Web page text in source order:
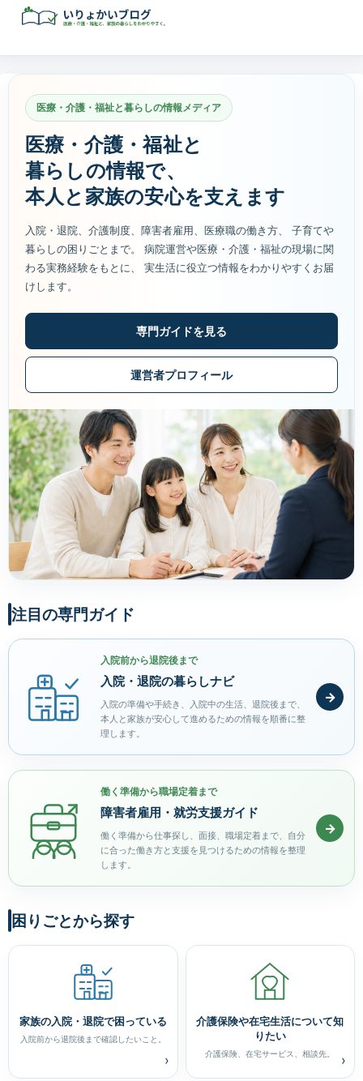
医療・介護・福祉と暮らしの情報メディア
医療・介護・福祉と
暮らしの情報で、
本人と家族の安心を支えます
入院・退院、介護制度、障害者雇用、医療職の働き方、 子育てや
暮らしの困りごとまで。 病院運営や医療・介護・福祉の現場に関
わる実務経験をもとに、 実生活に役立つ情報をわかりやすくお届
けします。
専門ガイドを見る
運営者プロフィール
注目の専門ガイド
入院前から退院後まで
入院・退院の暮らしナビ
入院の準備や手続き、入院中の生活、退院後まで、
本人と家族が安心して進めるための情報を順番に整
理します。
→
働く準備から職場定着まで
障害者雇用・就労支援ガイド
働く準備から仕事探し、面接、職場定着まで、自分
に合った働き方と支援を見つけるための情報を整理
します。
→
困りごとから探す
家族の入院・退院で困っている
入院前から退院後まで確認したいこと。
›
介護保険や在宅生活について知
りたい
介護保険、在宅サービス、相談先。 ›